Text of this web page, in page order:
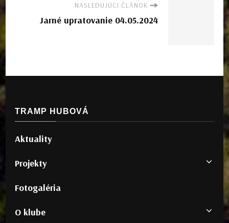
NASLEDUJÚCI ČLÁNOK
Jarné upratovanie 04.05.2024
TRAMP HUBOVÁ
Aktuality
Projekty
Fotogaléria
O klube